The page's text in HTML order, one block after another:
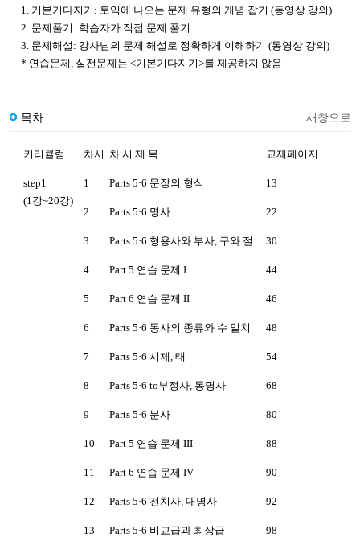
1. 기본기다지기: 토익에 나오는 문제 유형의 개념 잡기 (동영상 강의)
2. 문제풀기: 학습자가 직접 문제 풀기
3. 문제해설: 강사님의 문제 해설로 정확하게 이해하기 (동영상 강의)
* 연습문제, 실전문제는 <기본기다지기>를 제공하지 않음
목차 새창으로
커리큘럼 차시 차 시 제 목 교재페이지
step1
(1강~20강)
1 Parts 5·6 문장의 형식 13
2 Parts 5·6 명사 22
3 Parts 5·6 형용사와 부사, 구와 절 30
4 Part 5 연습 문제 I 44
5 Part 6 연습 문제 II 46
6 Parts 5·6 동사의 종류와 수 일치 48
7 Parts 5·6 시제, 태 54
8 Parts 5·6 to부정사, 동명사 68
9 Parts 5·6 분사 80
10 Part 5 연습 문제 III 88
11 Part 6 연습 문제 IV 90
12 Parts 5·6 전치사, 대명사 92
13 Parts 5·6 비교급과 최상급 98